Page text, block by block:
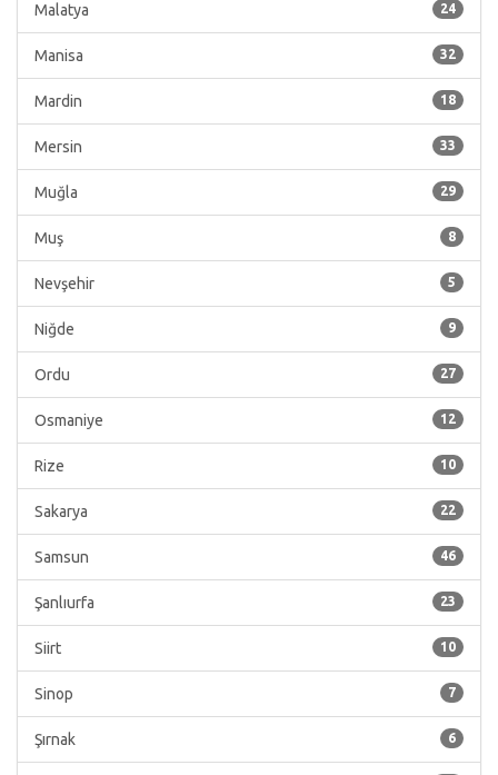
24
Malatya
32
Manisa
18
Mardin
33
Mersin
29
Muğla
8
Muş
5
Nevşehir
9
Niğde
27
Ordu
12
Osmaniye
10
Rize
22
Sakarya
46
Samsun
23
Şanlıurfa
10
Siirt
7
Sinop
6
Şırnak